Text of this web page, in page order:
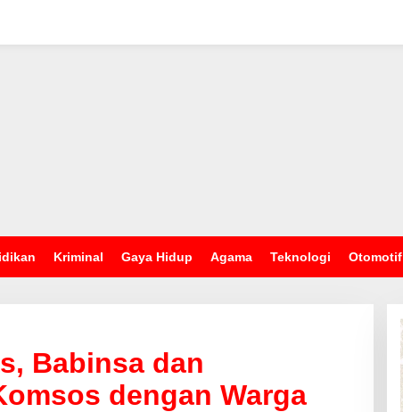
Kriminal Gaya Hidup Agama Teknologi Otomotif
Babinsa dan
dengan Warga